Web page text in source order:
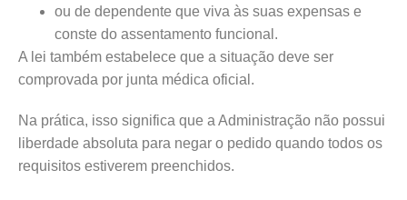
ou de dependente que viva às suas expensas e
conste do assentamento funcional.
A lei também estabelece que a situação deve ser
comprovada por junta médica oficial.
Na prática, isso significa que a Administração não possui
liberdade absoluta para negar o pedido quando todos os
requisitos estiverem preenchidos.